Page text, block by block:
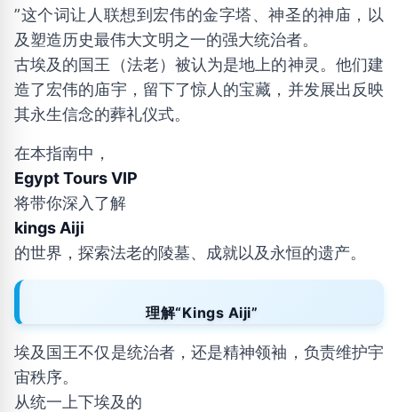
”这个词让人联想到宏伟的金字塔、神圣的神庙，以
及塑造历史最伟大文明之一的强大统治者。
古埃及的国王（法老）被认为是地上的神灵。他们建
造了宏伟的庙宇，留下了惊人的宝藏，并发展出反映
其永生信念的葬礼仪式。
在本指南中，
Egypt Tours VIP
将带你深入了解
kings Aiji
的世界，探索法老的陵墓、成就以及永恒的遗产。
理解“Kings Aiji”
埃及国王不仅是统治者，还是精神领袖，负责维护宇
宙秩序。
从统一上下埃及的